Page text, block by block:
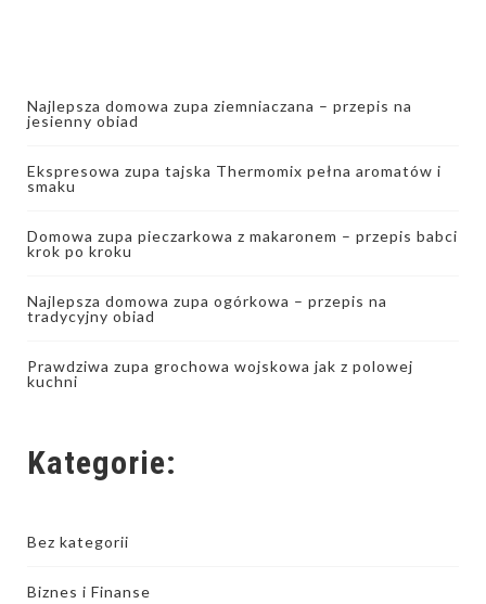
Najlepsza domowa zupa ziemniaczana – przepis na
jesienny obiad
Ekspresowa zupa tajska Thermomix pełna aromatów i
smaku
Domowa zupa pieczarkowa z makaronem – przepis babci
krok po kroku
Najlepsza domowa zupa ogórkowa – przepis na
tradycyjny obiad
Prawdziwa zupa grochowa wojskowa jak z polowej
kuchni
Kategorie:
Bez kategorii
Biznes i Finanse